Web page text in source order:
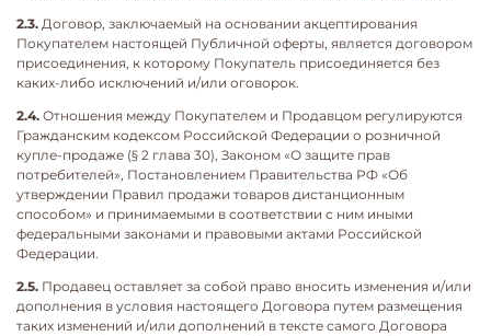
2.3. Договор, заключаемый на основании акцептирования
Покупателем настоящей Публичной оферты, является договором
присоединения, к которому Покупатель присоединяется без
каких-либо исключений и/или оговорок.
2.4. Отношения между Покупателем и Продавцом регулируются
Гражданским кодексом Российской Федерации о розничной
купле-продаже (§ 2 глава 30), Законом «О защите прав
потребителей», Постановлением Правительства РФ «Об
утверждении Правил продажи товаров дистанционным
способом» и принимаемыми в соответствии с ним иными
федеральными законами и правовыми актами Российской
Федерации.
2.5. Продавец оставляет за собой право вносить изменения и/или
дополнения в условия настоящего Договора путем размещения
таких изменений и/или дополнений в тексте самого Договора